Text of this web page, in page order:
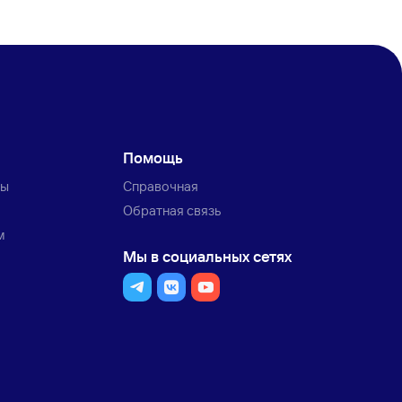
Помощь
Справочная
Обратная связь
Мы в социальных сетях